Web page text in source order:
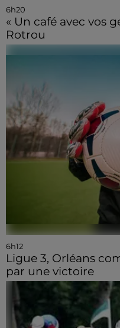
6h20
« Un café avec vos
Rotrou
6h12
Ligue 3, Orléans
par une victoire